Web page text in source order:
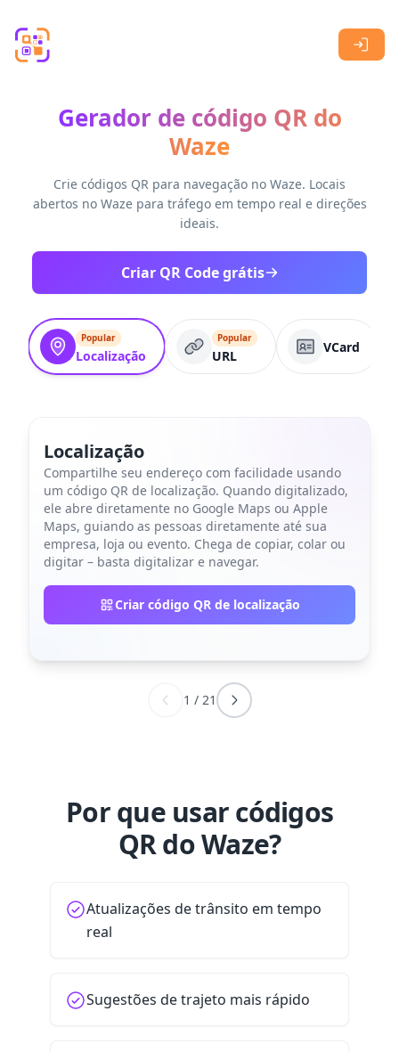
Gerador de código QR do
Waze
Crie códigos QR para navegação no Waze. Locais
abertos no Waze para tráfego em tempo real e direções
ideais.
Criar QR Code grátis
Popular
Localização
Popular
URL
VCard
Localização
Compartilhe seu endereço com facilidade usando
um código QR de localização. Quando digitalizado,
ele abre diretamente no Google Maps ou Apple
Maps, guiando as pessoas diretamente até sua
empresa, loja ou evento. Chega de copiar, colar ou
digitar – basta digitalizar e navegar.
Criar código QR de localização
1 / 21
Por que usar códigos
QR do Waze?
Atualizações de trânsito em tempo
real
Sugestões de trajeto mais rápido